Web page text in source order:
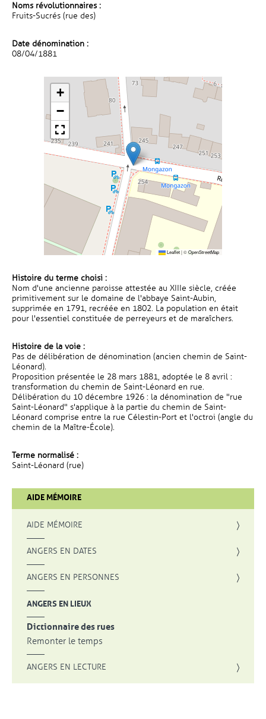
Noms révolutionnaires :
Fruits-Sucrés (rue des)
Date dénomination :
08/04/1881
+
−
Leaflet|©OpenStreetMap
Histoire du terme choisi :
Nom d'une ancienne paroisse attestée au XIIIe siècle, créée
primitivement sur le domaine de l'abbaye Saint-Aubin,
supprimée en 1791, recréée en 1802. La population en était
pour l'essentiel constituée de perreyeurs et de maraîchers.
Histoire de la voie :
Pas de délibération de dénomination (ancien chemin de Saint-
Léonard).
Proposition présentée le 28 mars 1881, adoptée le 8 avril :
transformation du chemin de Saint-Léonard en rue.
Délibération du 10 décembre 1926 : la dénomination de "rue
Saint-Léonard" s'applique à la partie du chemin de Saint-
Léonard comprise entre la rue Célestin-Port et l'octroi (angle du
chemin de la Maître-École).
Terme normalisé :
Saint-Léonard (rue)
AIDE MÉMOIRE
AIDE MÉMOIRE
ANGERS EN DATES
ANGERS EN PERSONNES
ANGERS EN LIEUX
Dictionnaire des rues
Remonter le temps
ANGERS EN LECTURE